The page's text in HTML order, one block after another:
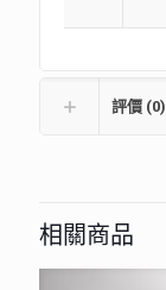
評價 (0)
相關商品